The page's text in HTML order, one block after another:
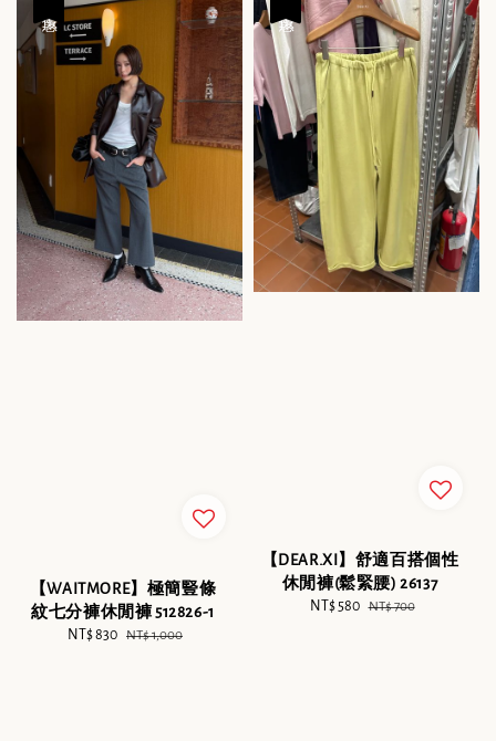
【WAITMORE】極簡豎條
紋七分褲休閒褲 512826-1
Sale
NT$ 830 Regular
NT$ 1,000
【DEAR.XI】舒適百搭個性
休閒褲(鬆緊腰) 26137
Sale
NT$ 580 Regular
NT$ 700